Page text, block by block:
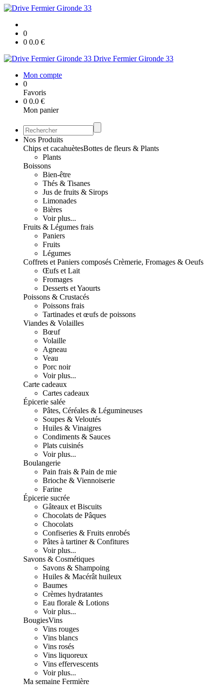
0
0 0.0 €
Drive Fermier Gironde 33
Mon compte
0
Favoris
0 0.0 €
Mon panier
Nos Produits
Chips et cacahuètesBottes de fleurs & Plants
Plants
Boissons
Bien-être
Thés & Tisanes
Jus de fruits & Sirops
Limonades
Bières
Voir plus...
Fruits & Légumes frais
Paniers
Fruits
Légumes
Coffrets et Paniers composés Crèmerie, Fromages & Oeufs
Œufs et Lait
Fromages
Desserts et Yaourts
Poissons & Crustacés
Poissons frais
Tartinades et œufs de poissons
Viandes & Volailles
Bœuf
Volaille
Agneau
Veau
Porc noir
Voir plus...
Carte cadeaux
Cartes cadeaux
Épicerie salée
Pâtes, Céréales & Légumineuses
Soupes & Veloutés
Huiles & Vinaigres
Condiments & Sauces
Plats cuisinés
Voir plus...
Boulangerie
Pain frais & Pain de mie
Brioche & Viennoiserie
Farine
Épicerie sucrée
Gâteaux et Biscuits
Chocolats de Pâques
Chocolats
Confiseries & Fruits enrobés
Pâtes à tartiner & Confitures
Voir plus...
Savons & Cosmétiques
Savons & Shampoing
Huiles & Macérât huileux
Baumes
Crèmes hydratantes
Eau florale & Lotions
Voir plus...
BougiesVins
Vins rouges
Vins blancs
Vins rosés
Vins liquoreux
Vins effervescents
Voir plus...
Ma semaine Fermière